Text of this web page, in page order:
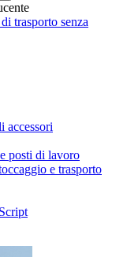
trasporto senza
accessori
posti di lavoro
e trasporto